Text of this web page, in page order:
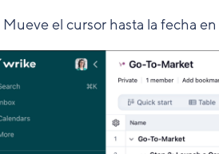
Mueve el cursor hasta la fecha